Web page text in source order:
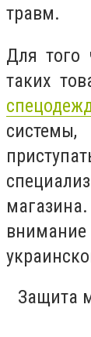
травм.
Для того
таких
Защита